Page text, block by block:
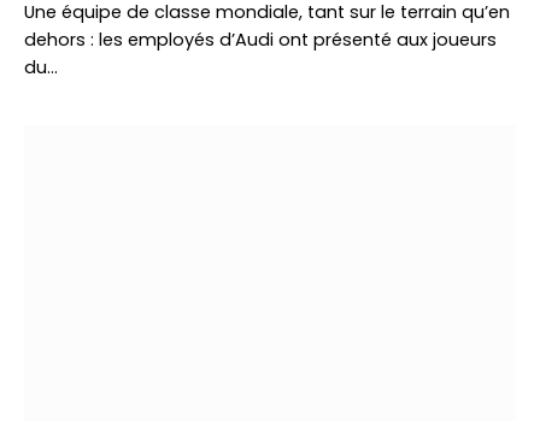
Une équipe de classe mondiale, tant sur le terrain qu’en
dehors : les employés d’Audi ont présenté aux joueurs
du…